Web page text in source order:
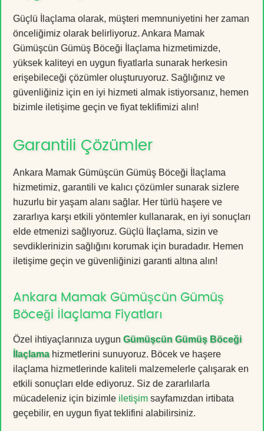
Güçlü İlaçlama olarak, müşteri memnuniyetini her zaman
önceliğimiz olarak belirliyoruz. Ankara Mamak
Gümüşcün Gümüş Böceği İlaçlama hizmetimizde,
yüksek kaliteyi en uygun fiyatlarla sunarak herkesin
erişebileceği çözümler oluşturuyoruz. Sağlığınız ve
güvenliğiniz için en iyi hizmeti almak istiyorsanız, hemen
bizimle iletişime geçin ve fiyat teklifimizi alın!
Garantili Çözümler
Ankara Mamak Gümüşcün Gümüş Böceği İlaçlama
hizmetimiz, garantili ve kalıcı çözümler sunarak sizlere
huzurlu bir yaşam alanı sağlar. Her türlü haşere ve
zararlıya karşı etkili yöntemler kullanarak, en iyi sonuçları
elde etmenizi sağlıyoruz. Güçlü İlaçlama, sizin ve
sevdiklerinizin sağlığını korumak için buradadır. Hemen
iletişime geçin ve güvenliğinizi garanti altına alın!
Ankara Mamak Gümüşcün Gümüş
Böceği İlaçlama Fiyatları
Özel ihtiyaçlarınıza uygun Gümüşcün Gümüş Böceği
İlaçlamahizmetlerini sunuyoruz. Böcek ve haşere
ilaçlama hizmetlerinde kaliteli malzemelerle çalışarak en
etkili sonuçları elde ediyoruz. Siz de zararlılarla
mücadeleniz için bizimle iletişim sayfamızdan irtibata
geçebilir, en uygun fiyat teklifini alabilirsiniz.